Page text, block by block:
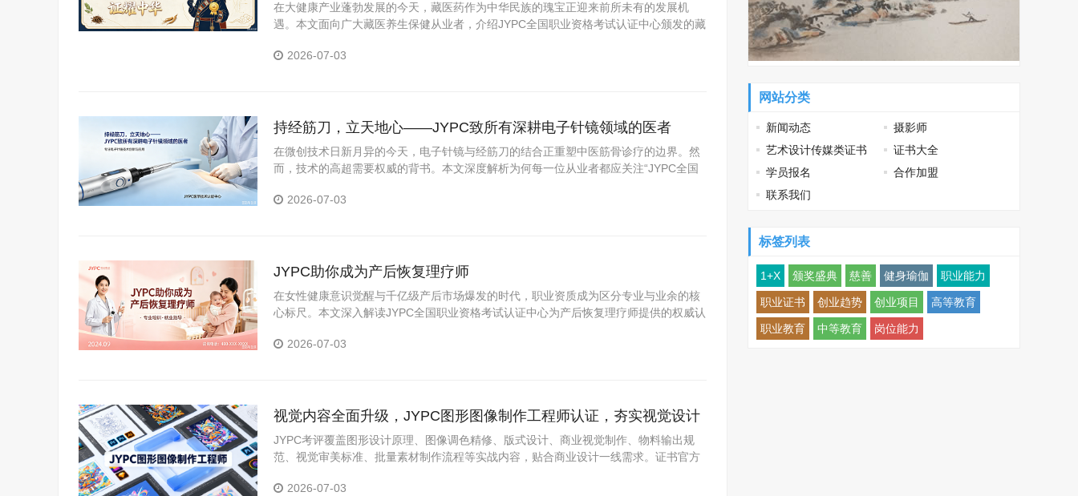
在大健康产业蓬勃发展的今天，藏医药作为中华民族的瑰宝正迎来前所未有的发展机
遇。本文面向广大藏医养生保健从业者，介绍JYPC全国职业资格考试认证中心颁发的藏
2026-07-03
持经筋刀，立天地心——JYPC致所有深耕电子针镜领域的医者
在微创技术日新月异的今天，电子针镜与经筋刀的结合正重塑中医筋骨诊疗的边界。然
而，技术的高超需要权威的背书。本文深度解析为何每一位从业者都应关注“JYPC全国
2026-07-03
JYPC助你成为产后恢复理疗师
在女性健康意识觉醒与千亿级产后市场爆发的时代，职业资质成为区分专业与业余的核
心标尺。本文深入解读JYPC全国职业资格考试认证中心为产后恢复理疗师提供的权威认
2026-07-03
视觉内容全面升级，JYPC图形图像制作工程师认证，夯实视觉设计
职场硬资质
JYPC考评覆盖图形设计原理、图像调色精修、版式设计、商业视觉制作、物料输出规
范、视觉审美标准、批量素材制作流程等实战内容，贴合商业设计一线需求。证书官方
2026-07-03
网站分类
新闻动态
摄影师
艺术设计传媒类证书
证书大全
学员报名
合作加盟
联系我们
标签列表
1+X 颁奖盛典 慈善 健身瑜伽 职业能力
职业证书 创业趋势 创业项目 高等教育
职业教育 中等教育 岗位能力